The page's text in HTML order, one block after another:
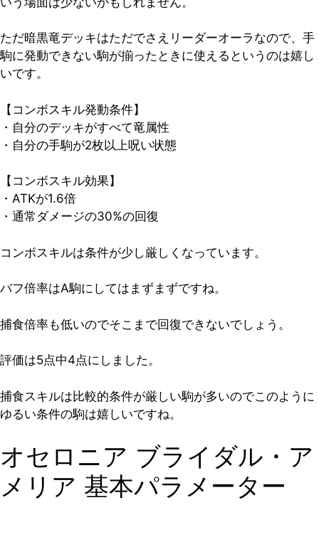
ただ暗黒竜デッキはただでさえリーダーオーラなので、手
駒に発動できない駒が揃ったときに使えるというのは嬉し
いです。
【コンボスキル発動条件】
・自分のデッキがすべて竜属性
・自分の手駒が2枚以上呪い状態
【コンボスキル効果】
・ATKが1.6倍
・通常ダメージの30%の回復
コンボスキルは条件が少し厳しくなっています。
バフ倍率はA駒にしてはまずまずですね。
捕食倍率も低いのでそこまで回復できないでしょう。
評価は5点中4点にしました。
捕食スキルは比較的条件が厳しい駒が多いのでこのように
ゆるい条件の駒は嬉しいですね。
オセロニア ブライダル・ア
メリア 基本パラメーター